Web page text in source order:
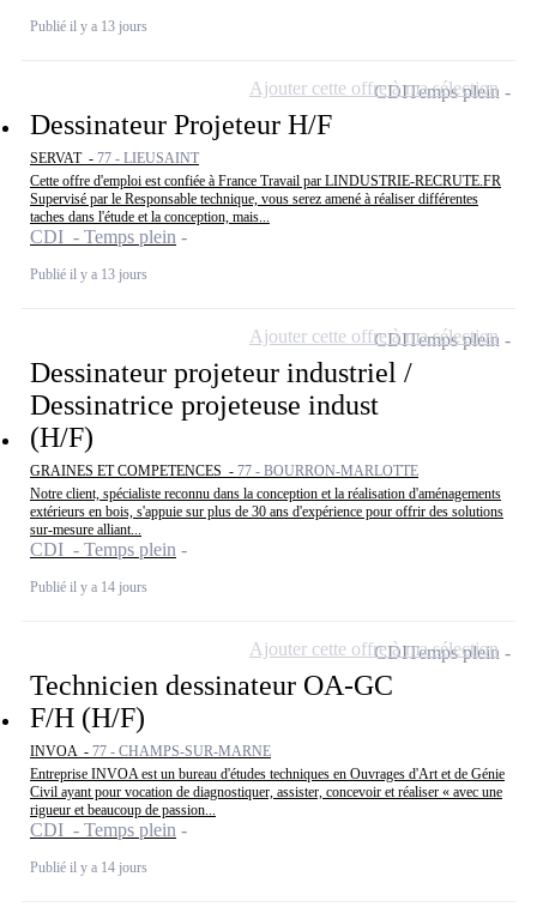
Publié il y a 13 jours
Dessinateur Projeteur H/F
SERVAT - 77 - LIEUSAINT
Cette offre d'emploi est confiée à France Travail par LINDUSTRIE-RECRUTE.FR
Supervisé par le Responsable technique, vous serez amené à réaliser différentes
taches dans l'étude et la conception, mais...
CDI - Temps plein
Publié il y a 13 jours
CDITemps plein
Ajouter cette offre à ma sélection
Dessinateur projeteur industriel /
Dessinatrice projeteuse indust
(H/F)
GRAINES ET COMPETENCES - 77 - BOURRON-MARLOTTE
Notre client, spécialiste reconnu dans la conception et la réalisation d'aménagements
extérieurs en bois, s'appuie sur plus de 30 ans d'expérience pour offrir des solutions
sur-mesure alliant...
CDI - Temps plein
Publié il y a 14 jours
CDITemps plein
Ajouter cette offre à ma sélection
Technicien dessinateur OA-GC
F/H (H/F)
INVOA - 77 - CHAMPS-SUR-MARNE
Entreprise INVOA est un bureau d'études techniques en Ouvrages d'Art et de Génie
Civil ayant pour vocation de diagnostiquer, assister, concevoir et réaliser « avec une
rigueur et beaucoup de passion...
CDI - Temps plein
Publié il y a 14 jours
CDITemps plein
Ajouter cette offre à ma sélection